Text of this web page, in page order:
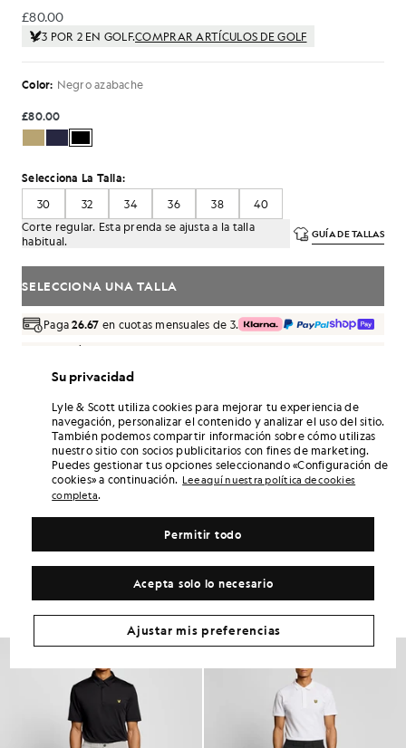
£80.00
£80.00
3 POR 2 EN GOLF.COMPRAR ARTÍCULOS DE GOLF
Color: Negro azabache
£80.00
Selecciona La Talla:
30
32 34 36 38
40
Corte regular. Esta prenda se ajusta a la talla
habitual.
GUÍA DE TALLAS
SELECCIONA UNA TALLA
Paga26.67 en cuotas mensuales de 3.
Envío gratuito para pedidos superiores a 70 £
cambios gratuitos.
¡Gana el doble! Consigue puntos de «480» con
esta compra.
6 points = 1,00 GBP
REGÍSTRATE
DETALLES DEL PRODUCTO
AJUSTE DEL PRODUCTO
Consigue este look
Completa tu look con prendas elegantes diseñadas para realzar tu
armario.
Su privacidad
Lyle & Scott utiliza cookies para mejorar tu experiencia de
navegación, personalizar el contenido y analizar el uso del sitio.
También podemos compartir información sobre cómo utilizas
nuestro sitio con socios publicitarios con fines de marketing.
Puedes gestionar tus opciones seleccionando «Configuración de
cookies» a continuación. Lee aquí nuestra política de cookies
completa.
Acepta solo lo necesario
Permitir todo
Ajustar mis preferencias